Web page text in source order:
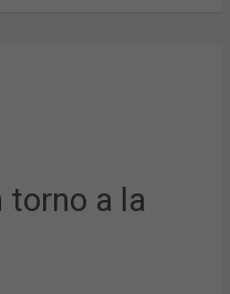
torno a la